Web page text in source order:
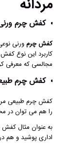
مردانه
کفش چرم
کفش چرمورنی
کاربرد این نوع
مجالسی که معرفی
کفش چرم
کفش چرم طبیعی
را هم می توان در
به عنوان مثال
اداری پوشید و هم